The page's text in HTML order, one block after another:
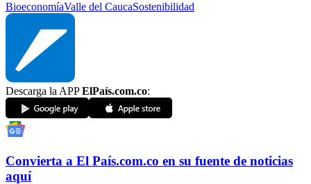
BioeconomíaValle del CaucaSostenibilidad
Descarga la APPElPaís.com.co:
Convierta a El País.com.co en su fuente de noticias
aquí